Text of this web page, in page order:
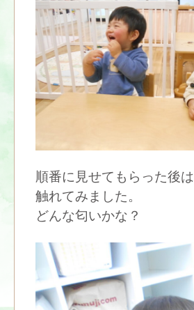
順番に見せてもらった後
触れてみました。
どんな匂いかな？